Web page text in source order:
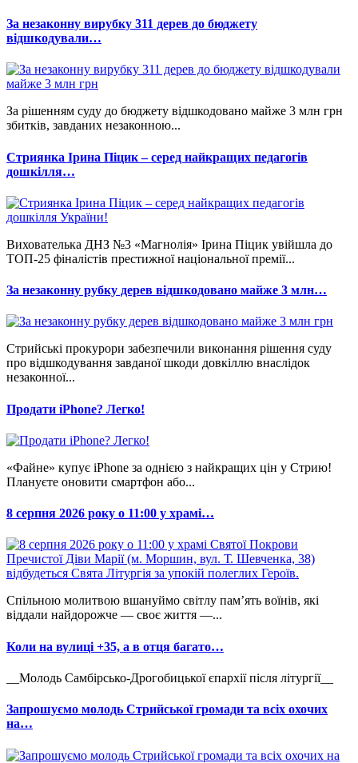
За незаконну вирубку 311 дерев до бюджету
відшкодували…
За рішенням суду до бюджету відшкодовано майже 3 млн грн
збитків, завданих незаконною...
Стриянка Ірина Піцик – серед найкращих педагогів
дошкілля…
Вихователька ДНЗ №3 «Магнолія» Ірина Піцик увійшла до
ТОП-25 фіналістів престижної національної премії...
За незаконну рубку дерев відшкодовано майже 3 млн…
Стрийські прокурори забезпечили виконання рішення суду
про відшкодування завданої шкоди довкіллю внаслідок
незаконної...
Продати iPhone? Легко!
«Файне» купує iPhone за однією з найкращих цін у Стрию!
Плануєте оновити смартфон або...
8 серпня 2026 року о 11:00 у храмі…
Спільною молитвою вшануймо світлу пам’ять воїнів, які
віддали найдорожче — своє життя —...
Коли на вулиці +35, а в отця багато…
__Молодь Самбірсько-Дрогобицької єпархії після літургії__
Запрошуємо молодь Стрийської громади та всіх охочих
на…